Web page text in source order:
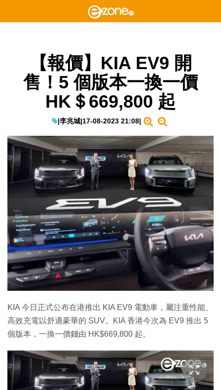
【報價】KIA EV9 開
售！5 個版本一換一價
HK＄669,800 起
|李兆城|17-08-2023 21:08|
KIA 今日正式公布在港推出 KIA EV9 電動車，屬注重性能、
高效充電以舒適豪華的 SUV。KIA 香港今次為 EV9 推出 5
個版本，一換一價錢由 HK$669,800 起。